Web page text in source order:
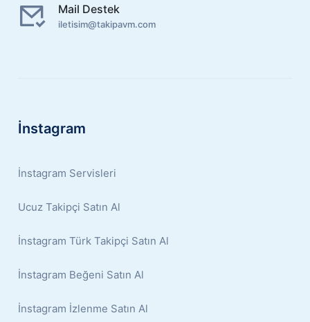
Mail Destek
iletisim@takipavm.com
İnstagram
İnstagram Servisleri
Ucuz Takipçi Satın Al
İnstagram Türk Takipçi Satın Al
İnstagram Beğeni Satın Al
İnstagram İzlenme Satın Al